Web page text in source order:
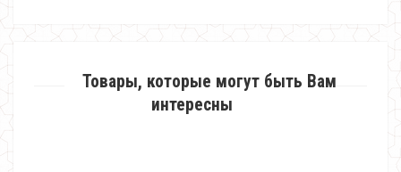
Товары, которые могут быть Вам
интересны